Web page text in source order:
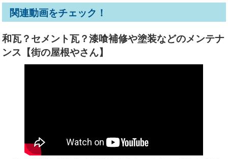
関連動画をチェック！
和瓦？セメント瓦？漆喰補修や塗装などのメンテナ
ンス【街の屋根やさん】